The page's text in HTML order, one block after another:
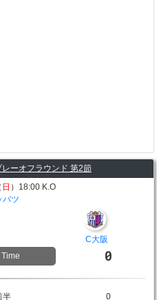
ーオフラウンド 第2節
日 ）18:00 K.O
パツ
C大阪
Time 0
半
0